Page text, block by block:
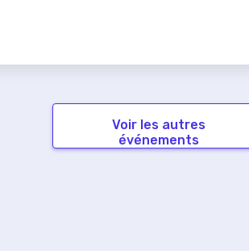
Voir les autres
événements